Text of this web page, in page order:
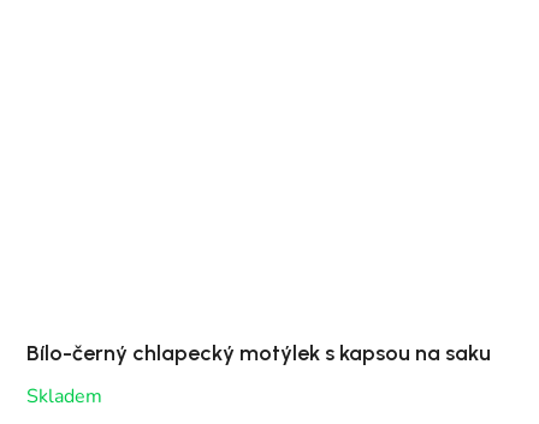
Bílo-černý chlapecký motýlek s kapsou na saku
Skladem